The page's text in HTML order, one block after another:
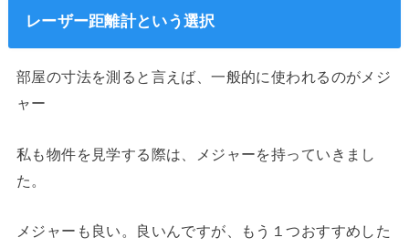
レーザー距離計という選択
部屋の寸法を測ると言えば、一般的に使われるのがメジ
ャー
私も物件を見学する際は、メジャーを持っていきまし
た。
メジャーも良い。良いんですが、もう１つおすすめした